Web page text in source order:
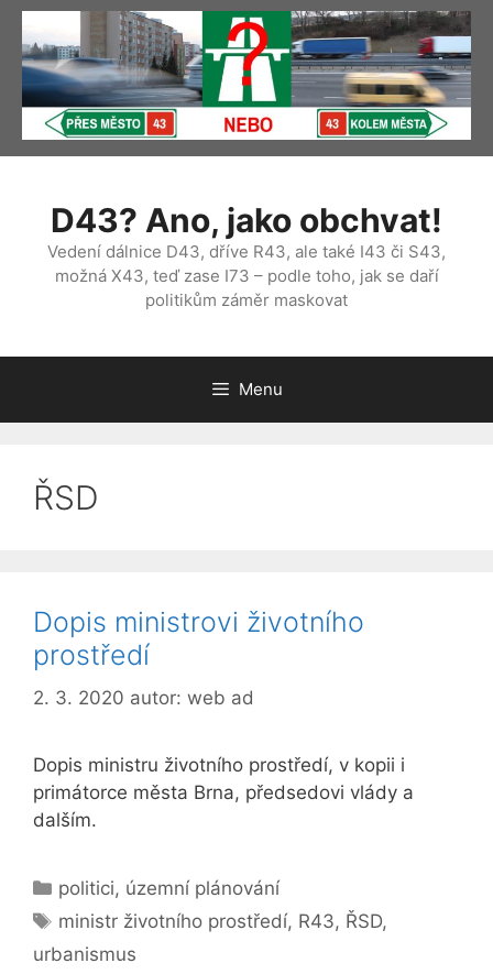
Přeskočit
obsah
D43? Ano, jako obchvat!
Vedení dálnice D43, dříve R43, ale také I43 či S43,
možná X43, teď zase I73 – podle toho, jak se daří
politikům záměr maskovat
Menu
ŘSD
Dopis ministrovi životního
prostředí
2. 3. 2020 autor: web ad
Dopis ministru životního prostředí, v kopii i
primátorce města Brna, předsedovi vlády a
dalším.
Rubriky
politici, územní plánování
Štítky
ministr životního prostředí, R43, ŘSD,
urbanismus